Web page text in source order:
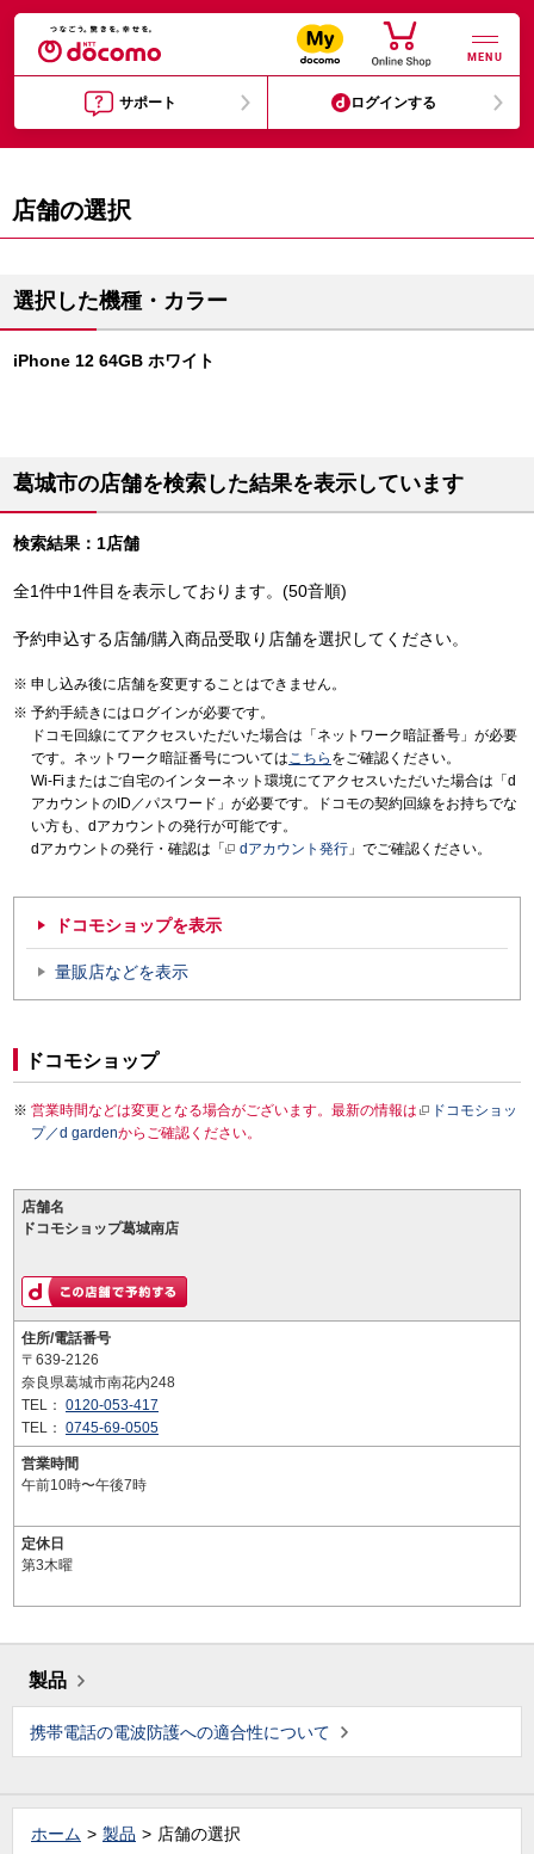
MENU
サポート ログインする
店舗の選択
選択した機種・カラー
iPhone 12 64GB ホワイト
葛城市の店舗を検索した結果を表示しています
検索結果：1店舗
全1件中1件目を表示しております。(50音順)
予約申込する店舗/購入商品受取り店舗を選択してください。
申し込み後に店舗を変更することはできません。
予約手続きにはログインが必要です。
ドコモ回線にてアクセスいただいた場合は「ネットワーク暗証番号」が必要
です。ネットワーク暗証番号についてはこちら をご確認ください。
Wi-Fiまたはご自宅のインターネット環境にてアクセスいただいた場合は「d
アカウントのID／パスワード」が必要です。ドコモの契約回線をお持ちでな
い方も、dアカウントの発行が可能です。
dアカウントの発行・確認は「
dアカウント発行 」でご確認ください。
ドコモショップを表示
量販店などを表示
ドコモショップ
営業時間などは変更となる場合がございます。最新の情報は
ドコモショッ
プ／d gardenからご確認ください。
店舗名
ドコモショップ葛城南店
住所/電話番号
〒639-2126
奈良県葛城市南花内248
TEL： 0120-053-417
TEL： 0745-69-0505
営業時間
午前10時〜午後7時
定休日
第3木曜
製品
携帯電話の電波防護への適合性について
ホーム 製品 店舗の選択